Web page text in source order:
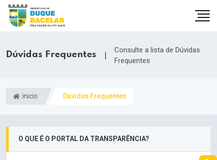
Dúvidas Frequentes |
Consulte a lista de Dúvidas
Frequentes
inicio Dúvidas Frequentes
O QUE É O PORTAL DA TRANSPARÊNCIA?